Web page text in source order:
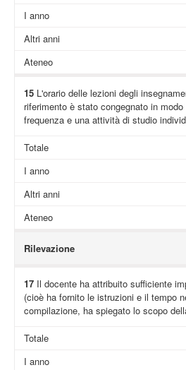
I anno
Altri anni
Ateneo
15L'orario delle lezioni degli
riferimento è stato congegnato in
frequenza e una attività di studio
Totale
I anno
Altri anni
Ateneo
Rilevazione
17Il docente ha attribuito sufficiente
(cioè ha fornito le istruzioni e il tempo
compilazione, ha spiegato lo scopo
Totale
I anno